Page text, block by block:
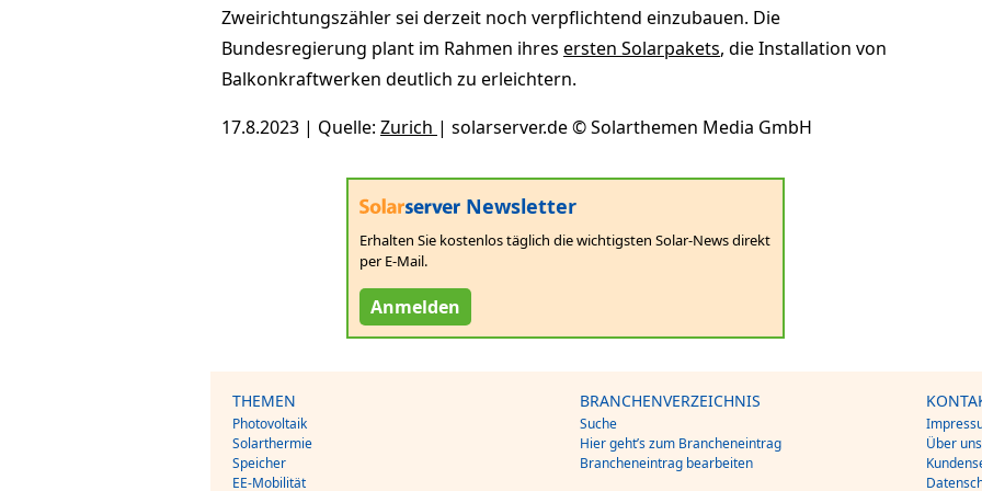
Zweirichtungszähler sei derzeit noch verpflichtend einzubauen. Die
Bundesregierung plant im Rahmen ihres ersten Solarpakets, die Installation von
Balkonkraftwerken deutlich zu erleichtern.
17.8.2023 | Quelle: Zurich | solarserver.de © Solarthemen Media GmbH
Newsletter
Erhalten Sie kostenlos täglich die wichtigsten Solar-News direkt
per E-Mail.
Anmelden
THEMEN
Photovoltaik
Solarthermie
Speicher
EE-Mobilität
BRANCHENVERZEICHNIS
Suche
Hier geht’s zum Brancheneintrag
Brancheneintrag bearbeiten
Über uns